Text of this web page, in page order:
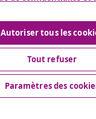
www.vidaxl.ch est un
Autoriser tous les
Tout refuser
Paramètres des